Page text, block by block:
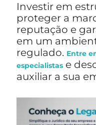
Investir em
proteger a
reputação e
em um
regulado. Entre
especialistas e
auxiliar a sua